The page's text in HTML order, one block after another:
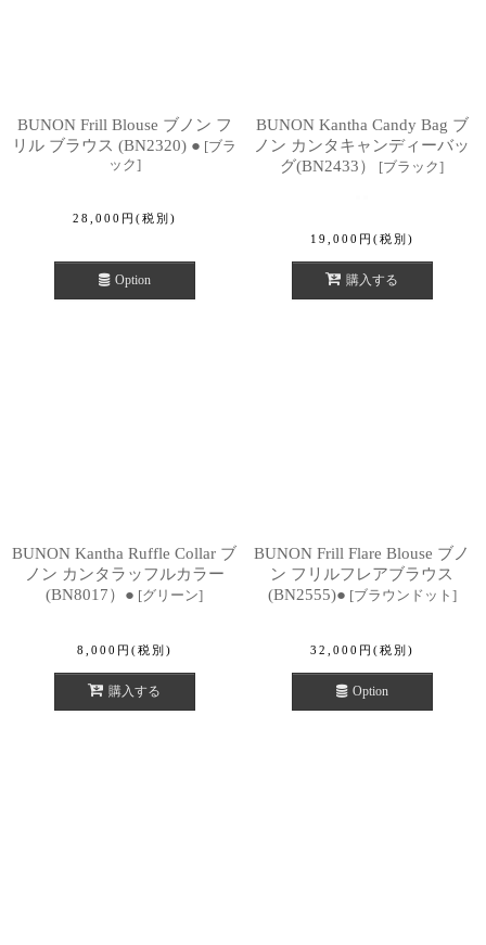
BUNON Frill Blouse ブノン フ
リル ブラウス (BN2320) ● [ブラ
ック]
28,000 円 (税別)
Option
BUNON Kantha Candy Bag ブ
ノン カンタキャンディーバッ
グ(BN2433）
[ブラック]
19,000 円 (税別)
購入する
BUNON Kantha Ruffle Collar ブ
ノン カンタラッフルカラー
(BN8017）● [グリーン]
8,000 円 (税別)
購入する
BUNON Frill Flare Blouse ブノ
ン フリルフレアブラウス
(BN2555)● [ブラウンドット ]
32,000 円 (税別)
Option